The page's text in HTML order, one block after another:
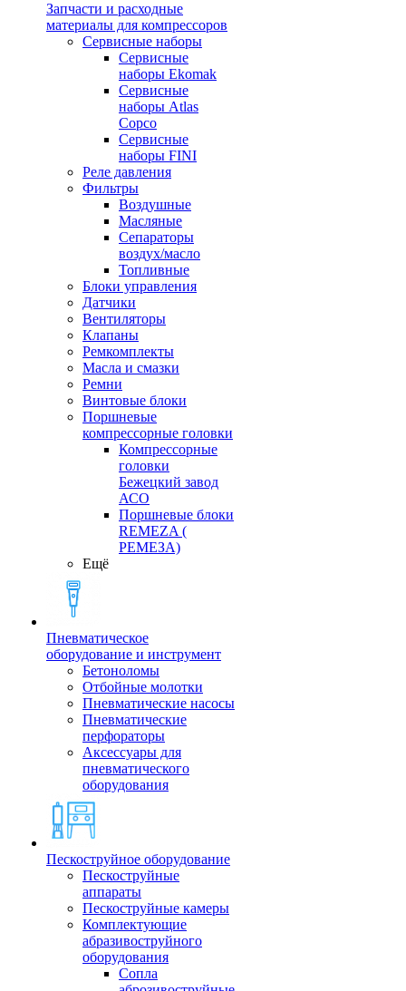
Запчасти и расходные
материалы для компрессоров
Cервисные наборы
Сервисные
наборы Ekomak
Cервисные
наборы Atlas
Copco
Сервисные
наборы FINI
Реле давления
Фильтры
Воздушные
Масляные
Сепараторы
воздух/масло
Топливные
Блоки управления
Датчики
Вентиляторы
Клапаны
Ремкомплекты
Масла и смазки
Ремни
Винтовые блоки
Поршневые
компрессорные головки
Компрессорные
головки
Бежецкий завод
АСО
Поршневые блоки
REMEZA (
РЕМЕЗА)
Ещё
Пневматическое
оборудование и инструмент
Бетоноломы
Отбойные молотки
Пневматические насосы
Пневматические
перфораторы
Аксессуары для
пневматического
оборудования
Пескоструйное оборудование
Пескоструйные
аппараты
Пескоструйные камеры
Комплектующие
абразивоструйного
оборудования
Сопла